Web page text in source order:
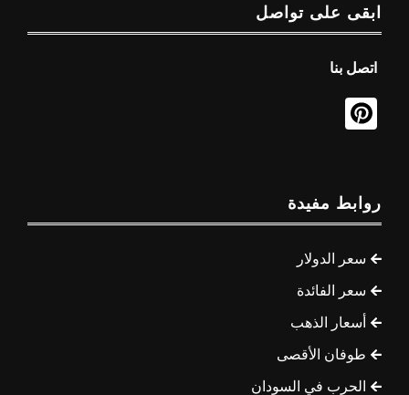
ابقى على تواصل
اتصل بنا
روابط مفيدة
سعر الدولار
سعر الفائدة
أسعار الذهب
طوفان الأقصى
الحرب في السودان